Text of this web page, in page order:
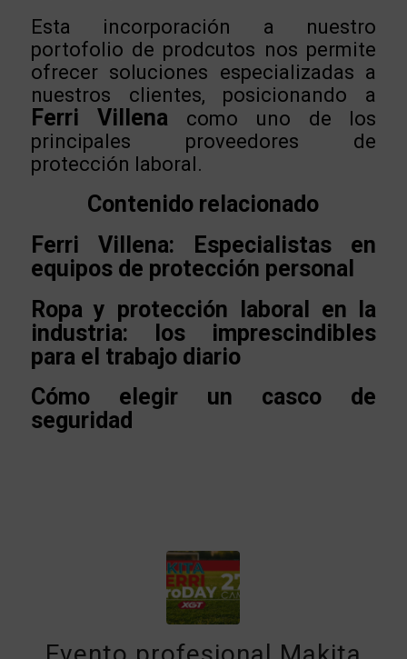
Esta incorporación a nuestro
portofolio de prodcutos nos permite
ofrecer soluciones especializadas a
nuestros clientes, posicionando a
Ferri Villena como uno de los
principales proveedores de
protección laboral.
Contenido relacionado
Ferri Villena: Especialistas en
equipos de protección personal
Ropa y protección laboral en la
industria: los imprescindibles
para el trabajo diario
Cómo elegir un casco de
seguridad